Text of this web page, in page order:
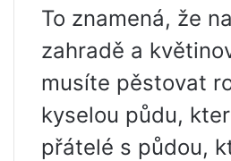
To znamená, že
zahradě a
musíte pěstovat
kyselou půdu,
přátelé s půdou,